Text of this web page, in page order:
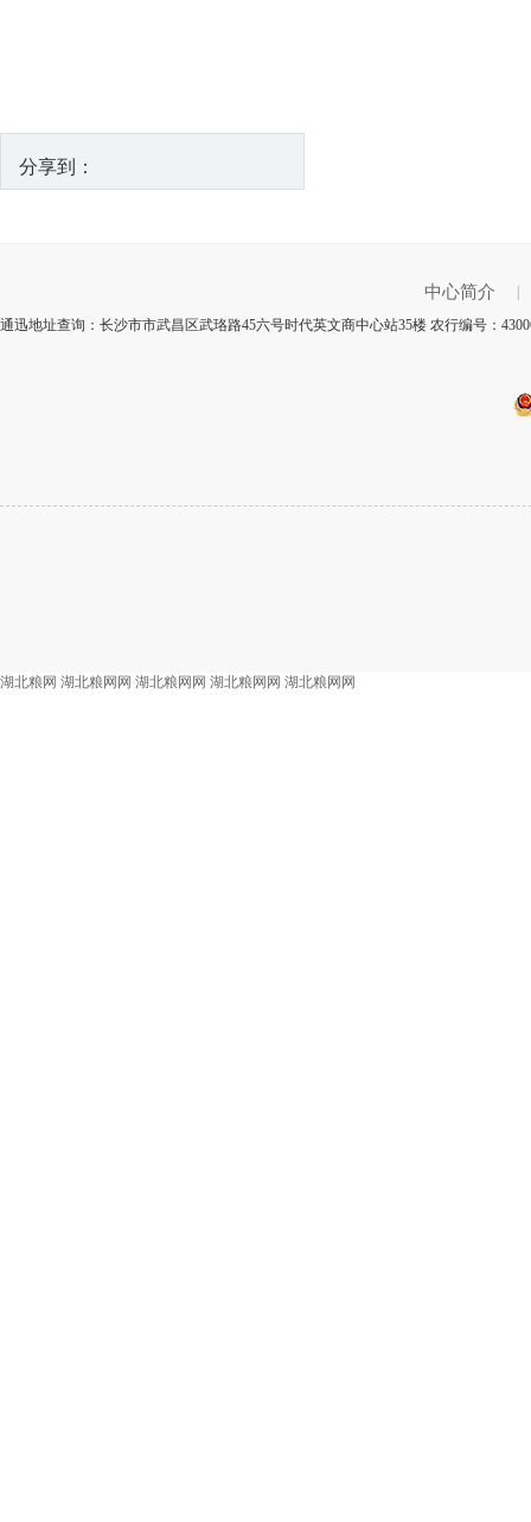
分享到：
中心简介
通迅地址查询：长沙市市武昌区武珞路45六号时代英文商中心站35楼 农行编号：
湖北粮网 湖北粮网网 湖北粮网网 湖北粮网网 湖北粮网网